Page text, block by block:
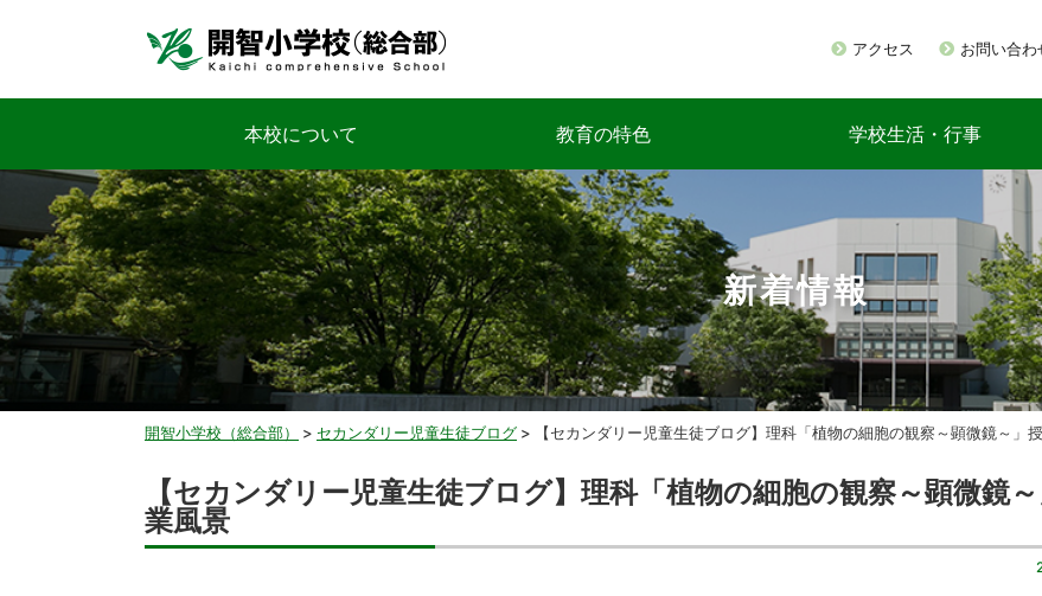
アクセス お問い合わ
本校について 教育の特色 学校生活・行事
新着情報
開智小学校（総合部） > セカンダリー児童生徒ブログ > 【セカンダリー児童生徒ブログ】理科「植物の細胞の観察～顕微鏡～」
【セカンダリー児童生徒ブログ】理科「植物の細胞の観察～顕微鏡
業風景